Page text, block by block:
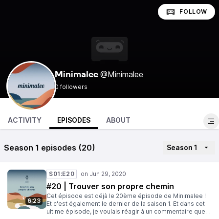
Minimalee @Minimalee
0 followers
FOLLOW
ACTIVITY EPISODES ABOUT
Season 1 episodes (20) Season 1
6:23
S01:E20
#20 | Trouver son propre chemin
Cet épisode est déjà le 20ème épisode de Minimalee !
Et c'est également le dernier de la saison 1. Et dans cet
ultime épisode, je voulais réagir à un commentaire que